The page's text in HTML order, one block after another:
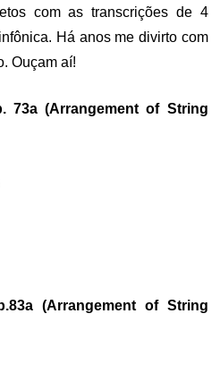
com as transcrições de 4
Há anos me divirto com
Ouçam aí!
73a (Arrangement of String
(Arrangement of String